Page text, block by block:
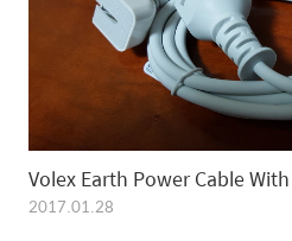
Volex Earth Power Cable
2017.01.28